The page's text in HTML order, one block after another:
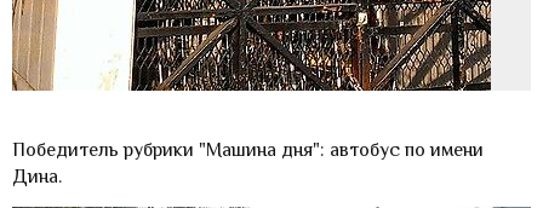
Победитель рубрики "Машина дня": автобус по имени
Дина.